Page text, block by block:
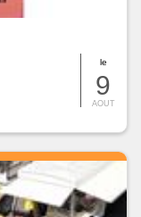
le
9
AOUT